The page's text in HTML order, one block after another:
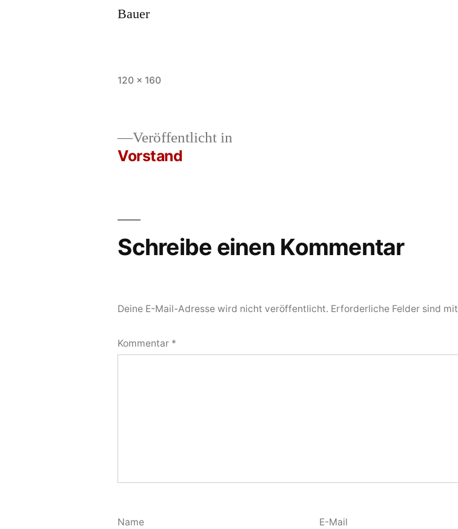
Vollständige
120 × 160
Beitrags-
Navigation
Veröffentlicht in
Vorstand
Schreibe einen Kommentar
Deine E-Mail-Adresse wird nicht veröffentlicht. Erforderliche Felder sind mit
Kommentar *
Name E-Mail